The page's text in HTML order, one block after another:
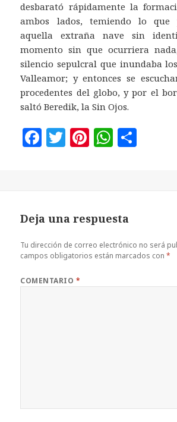
desbarató rápidamente la
ambos lados, temiendo lo
aquella extraña nave sin
momento sin que ocurriera
silencio sepulcral que inundaba
Valleamor; y entonces se
procedentes del globo, y por el
saltó Beredik, la Sin Ojos.
F
b
o
T
r
Pi
es
t
W
A
p ir
Deja una respuesta
Tu dirección de correo electrónico no será
campos obligatorios están marcados con*
COMENTARIO *